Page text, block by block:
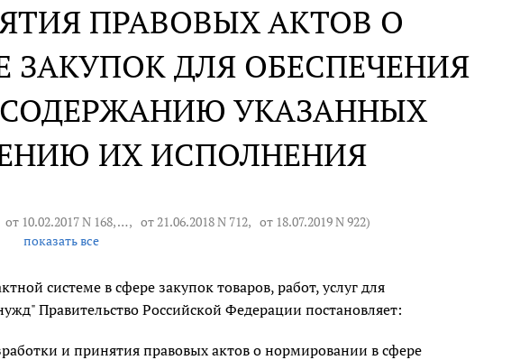
ПРАВОВЫХ АКТОВ О
ДЛЯ ОБЕСПЕЧЕНИЯ
УКАЗАННЫХ
ИХ ИСПОЛНЕНИЯ
от 10.02.2017 N 168, … , от 21.06.2018 N 712, от 18.07.2019 N 922)
показать все
системе в сфере закупок товаров, работ, услуг для
Правительство Российской Федерации постановляет:
и принятия правовых актов о нормировании в сфере